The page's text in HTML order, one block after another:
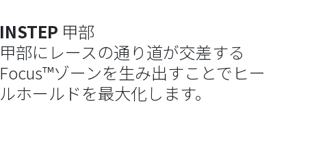
INSTEP 甲部
甲部にレースの通り道が交差する
Focus™ゾーンを生み出すことでヒー
ルホールドを最大化します。